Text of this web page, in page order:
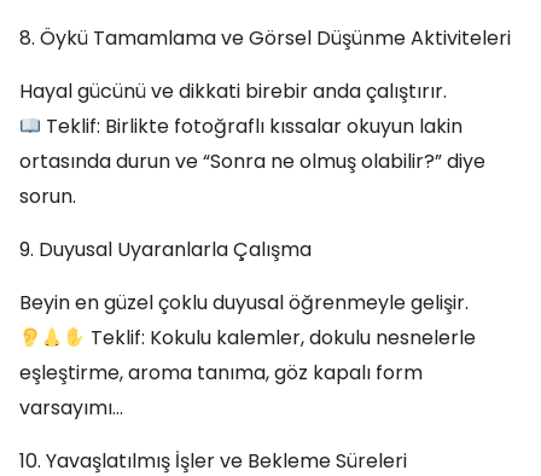
8. Öykü Tamamlama ve Görsel Düşünme Aktiviteleri
Hayal gücünü ve dikkati birebir anda çalıştırır.
Teklif: Birlikte fotoğraflı kıssalar okuyun lakin
ortasında durun ve “Sonra ne olmuş olabilir?” diye
sorun.
9. Duyusal Uyaranlarla Çalışma
Beyin en güzel çoklu duyusal öğrenmeyle gelişir.
Teklif: Kokulu kalemler, dokulu nesnelerle
eşleştirme, aroma tanıma, göz kapalı form
varsayımı…
10. Yavaşlatılmış İşler ve Bekleme Süreleri